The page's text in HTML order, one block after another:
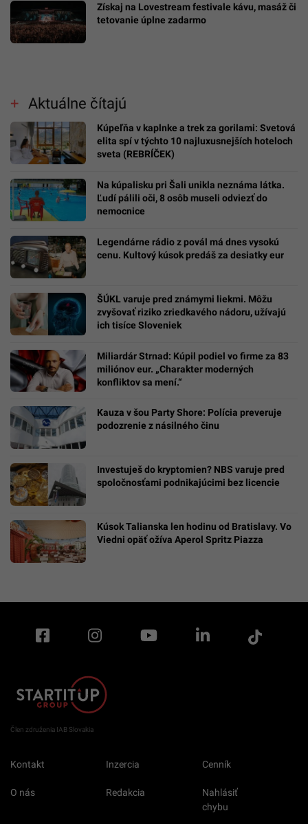
Získaj na Lovestream festivale kávu, masáž či
tetovanie úplne zadarmo
Aktuálne čítajú
Kúpeľňa v kaplnke a trek za gorilami: Svetová
elita spí v týchto 10 najluxusnejších hoteloch
sveta (REBRÍČEK)
Na kúpalisku pri Šali unikla neznáma látka.
Ľudí pálili oči, 8 osôb museli odviezť do
nemocnice
Legendárne rádio z povál má dnes vysokú
cenu. Kultový kúsok predáš za desiatky eur
ŠÚKL varuje pred známymi liekmi. Môžu
zvyšovať riziko zriedkavého nádoru, užívajú
ich tisíce Sloveniek
Miliardár Strnad: Kúpil podiel vo firme za 83
miliónov eur. „Charakter moderných
konfliktov sa mení.“
Kauza v šou Party Shore: Polícia preveruje
podozrenie z násilného činu
Investuješ do kryptomien? NBS varuje pred
spoločnosťami podnikajúcimi bez licencie
Kúsok Talianska len hodinu od Bratislavy. Vo
Viedni opäť ožíva Aperol Spritz Piazza
Člen združenia IAB Slovakia
Kontakt Inzercia Cenník
O nás Redakcia
Nahlásiť
chybu